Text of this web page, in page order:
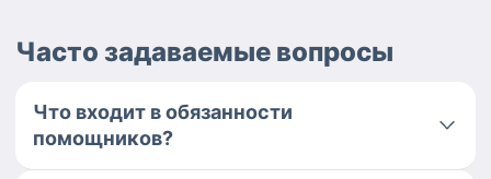
Часто задаваемые вопросы
Что входит в обязанности
помощников?